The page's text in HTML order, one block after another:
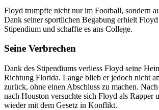
Floyd trumpfte nicht nur im Football, sondern
Dank seiner sportlichen Begabung erhielt Floyd
Stipendium und schaffte es ans College.
Seine Verbrechen
Dank des Stipendiums verliess Floyd seine
Richtung Florida. Lange blieb er jedoch nicht
zurück, ohne einen Abschluss zu machen.
nach Houston versuchte sich Floyd als Rapper
wieder mit dem Gesetz in Konflikt.